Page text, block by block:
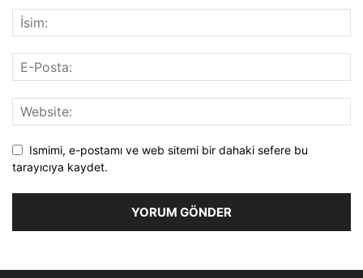
Ismimi, e-postamı ve web sitemi bir dahaki sefere bu
tarayıcıya kaydet.